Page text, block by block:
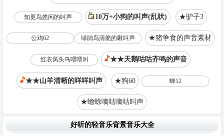
知更鸟悠闲的叫声 10万+小狗的叫声(乱吠) ★驴子3
公鸡62 绿鹃鸟清脆的啾叫声 ★猪争食的声音素材
红衣凤头鸟喂喂叫 ★★天鹅咕咕齐鸣的声音
★★山羊清晰的咩咩叫声 ★狗60 蝉12
★蟾蜍嘀咕嘀咕叫声
好听的轻音乐背景音乐大全